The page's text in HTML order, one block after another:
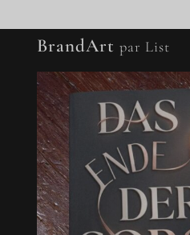
BrandArt par List